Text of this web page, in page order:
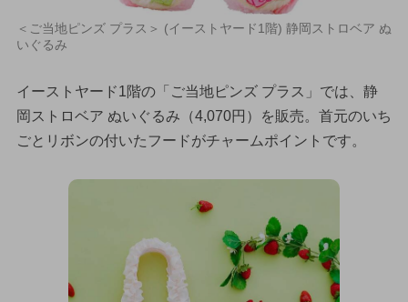
＜ご当地ピンズ プラス＞ (イーストヤード1階) 静岡ストロベア ぬ
いぐるみ
イーストヤード1階の「ご当地ピンズ プラス」では、静
岡ストロベア ぬいぐるみ（4,070円）を販売。首元のいち
ごとリボンの付いたフードがチャームポイントです。